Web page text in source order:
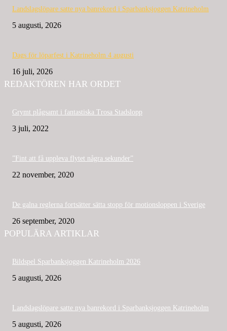
Landslagslöpare satte nya banrekord i Sparbanksjoggen Katrineholm
5 augusti, 2026
Dags för löparfest i Katrineholm 4 augusti
16 juli, 2026
REDAKTÖREN HAR ORDET
Grymt plågsamt i fantastiska Trosa Stadslopp
3 juli, 2022
”Fint att få uppleva flytet några sekunder”
22 november, 2020
De galna reglerna fortsätter sätta stopp för motionsloppen i Sverige
26 september, 2020
POPULÄRA ARTIKLAR
Bildspel Sparbanksjoggen Katrineholm 2026
5 augusti, 2026
Landslagslöpare satte nya banrekord i Sparbanksjoggen Katrineholm
5 augusti, 2026